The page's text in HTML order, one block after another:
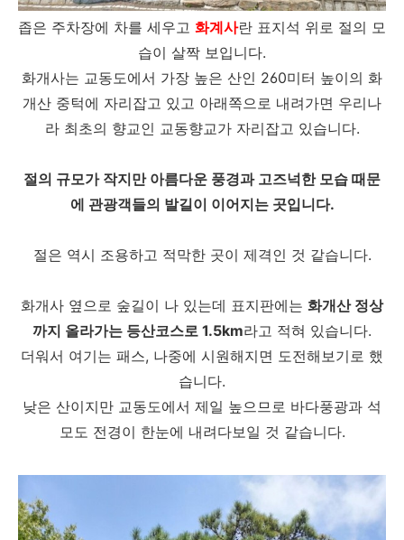
좁은 주차장에 차를 세우고 화계사란 표지석 위로 절의 모
습이 살짝 보입니다.
화개사는 교동도에서 가장 높은 산인 260미터 높이의 화
개산 중턱에 자리잡고 있고 아래쪽으로 내려가면 우리나
라 최초의 향교인 교동향교가 자리잡고 있습니다.
절의 규모가 작지만 아름다운 풍경과 고즈넉한 모습 때문
에 관광객들의 발길이 이어지는 곳입니다.
절은 역시 조용하고 적막한 곳이 제격인 것 같습니다.
화개사 옆으로 숲길이 나 있는데 표지판에는 화개산 정상
까지 올라가는 등산코스로 1.5km라고 적혀 있습니다.
더워서 여기는 패스, 나중에 시원해지면 도전해보기로 했
습니다.
낮은 산이지만 교동도에서 제일 높으므로 바다풍광과 석
모도 전경이 한눈에 내려다보일 것 같습니다.